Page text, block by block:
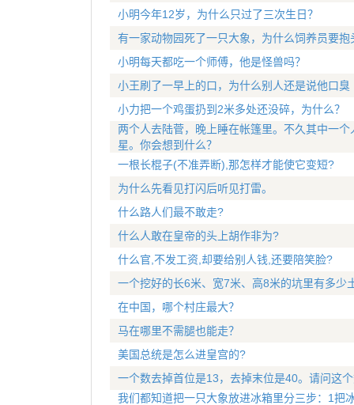
小明今年12岁，为什么只过了三次生日？
有一家动物园死了一只大象，为什么饲养员要抱
小明每天都吃一个师傅，他是怪兽吗？
小王刷了一早上的口，为什么别人还是说他口臭
小力把一个鸡蛋扔到2米多处还没碎，为什么？
两个人去陆菅，晚上睡在帐篷里。不久其中一
星。你会想到什么？
一根长棍子(不准弄断),那怎样才能使它变短?
为什么先看见打闪后听见打雷。
什么路人们最不敢走?
什么人敢在皇帝的头上胡作非为?
什么官,不发工资,却要给别人钱,还要陪笑脸?
一个挖好的长6米、宽7米、高8米的坑里有多少
在中国，哪个村庄最大？
马在哪里不需腿也能走？
美国总统是怎么进皇宫的?
一个数去掉首位是13，去掉末位是40。请问这
我们都知道把一只大象放进冰箱里分三步：1把